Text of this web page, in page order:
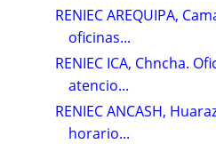
RENIEC AREQUIPA,
oficinas...
RENIEC ICA, Chncha.
atencio...
RENIEC ANCASH,
horario...